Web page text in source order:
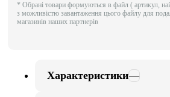
* Обрані товари формуються в файл ( артикул,
з можливістю завантаження цього файлу для
магазинів наших партнерів
Характеристики